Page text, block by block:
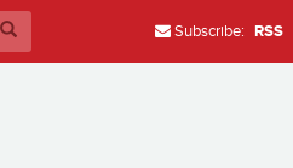
Subscribe: RSS